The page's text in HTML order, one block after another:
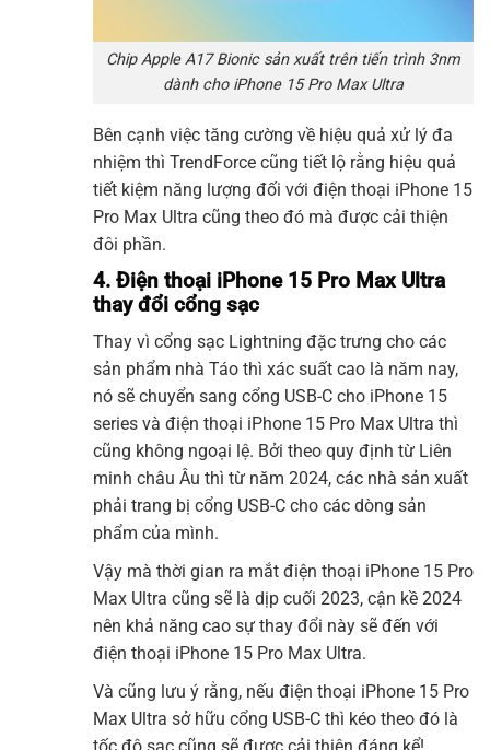
Chip Apple A17 Bionic sản xuất trên tiến trình 3nm
dành cho iPhone 15 Pro Max Ultra
Bên cạnh việc tăng cường về hiệu quả xử lý đa
nhiệm thì TrendForce cũng tiết lộ rằng hiệu quả
tiết kiệm năng lượng đối với điện thoại iPhone 15
Pro Max Ultra cũng theo đó mà được cải thiện
đôi phần.
4. Điện thoại iPhone 15 Pro Max Ultra
thay đổi cổng sạc
Thay vì cổng sạc Lightning đặc trưng cho các
sản phẩm nhà Táo thì xác suất cao là năm nay,
nó sẽ chuyển sang cổng USB-C cho iPhone 15
series và điện thoại iPhone 15 Pro Max Ultra thì
cũng không ngoại lệ. Bởi theo quy định từ Liên
minh châu Âu thì từ năm 2024, các nhà sản xuất
phải trang bị cổng USB-C cho các dòng sản
phẩm của mình.
Vậy mà thời gian ra mắt điện thoại iPhone 15 Pro
Max Ultra cũng sẽ là dịp cuối 2023, cận kề 2024
nên khả năng cao sự thay đổi này sẽ đến với
điện thoại iPhone 15 Pro Max Ultra.
Và cũng lưu ý rằng, nếu điện thoại iPhone 15 Pro
Max Ultra sở hữu cổng USB-C thì kéo theo đó là